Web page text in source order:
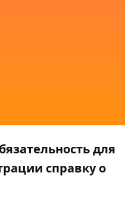
для
справку о